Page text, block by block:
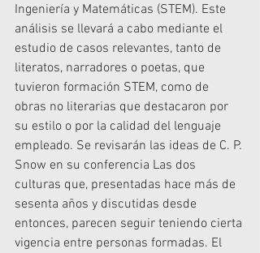
Ingeniería y Matemáticas (STEM). Este
análisis se llevará a cabo mediante el
estudio de casos relevantes, tanto de
literatos, narradores o poetas, que
tuvieron formación STEM, como de
obras no literarias que destacaron por
su estilo o por la calidad del lenguaje
empleado. Se revisarán las ideas de C. P.
Snow en su conferencia Las dos
culturas que, presentadas hace más de
sesenta años y discutidas desde
entonces, parecen seguir teniendo cierta
vigencia entre personas formadas. El